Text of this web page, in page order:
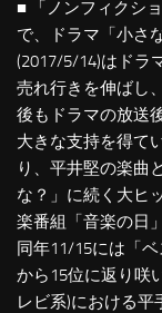
■ 「ノンフィクシ
で、ドラマ「小さ
(2017/5/14)はドラ
売れ行きを伸ばし
後もドラマの放送
大きな支持を得て
り、平井堅の楽曲
な？」に続く大ヒ
楽番組「音楽の日
同年11/15には「
から15位に返り咲
レビ系)における平